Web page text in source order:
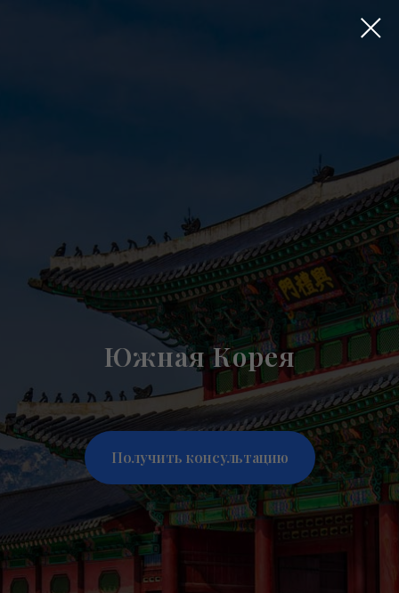
Южная Корея
Получить консультацию